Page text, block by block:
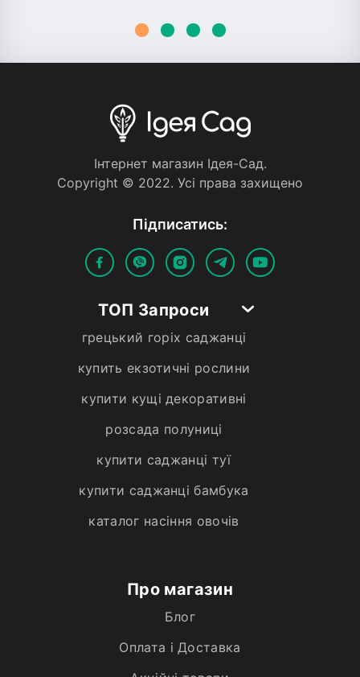
Iнтернет магазин Iдея-Сад.
Copyright © 2022. Усi права захищено
Пiдписатись:
ТОП Запроси
грецький горіх саджанці
купить екзотичні рослини
купити кущі декоративні
розсада полуниці
купити саджанці туї
купити саджанці бамбука
каталог насіння овочів
Про магазин
Блог
Оплата і Доставка